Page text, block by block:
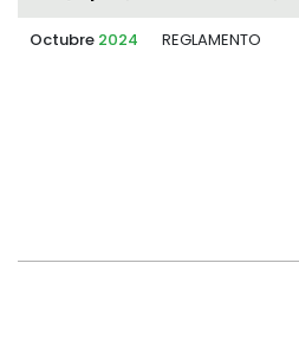
Octubre 2024 REGLAMENTO